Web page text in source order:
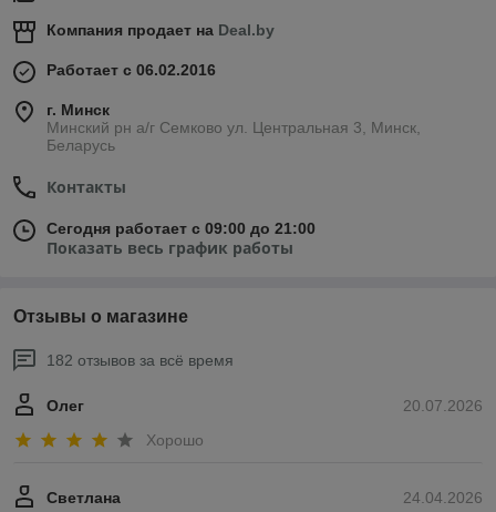
Компания продает на Deal.by
Работает с 06.02.2016
г. Минск
Минский рн а/г Семково ул. Центральная 3, Минск,
Беларусь
Контакты
Сегодня работает с 09:00 до 21:00
Показать весь график работы
Отзывы о магазине
182 отзывов за всё время
20.07.2026
Олег
Хорошо
24.04.2026
Светлана